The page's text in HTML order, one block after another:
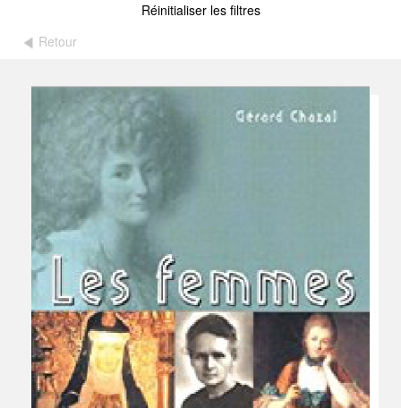
Réinitialiser les filtres
Retour